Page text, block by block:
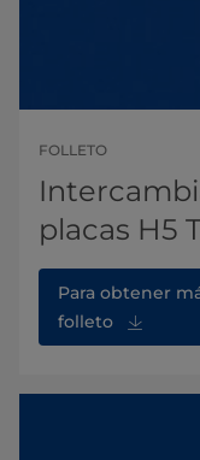
FOLLETO
placas H5
Para obtener
folleto